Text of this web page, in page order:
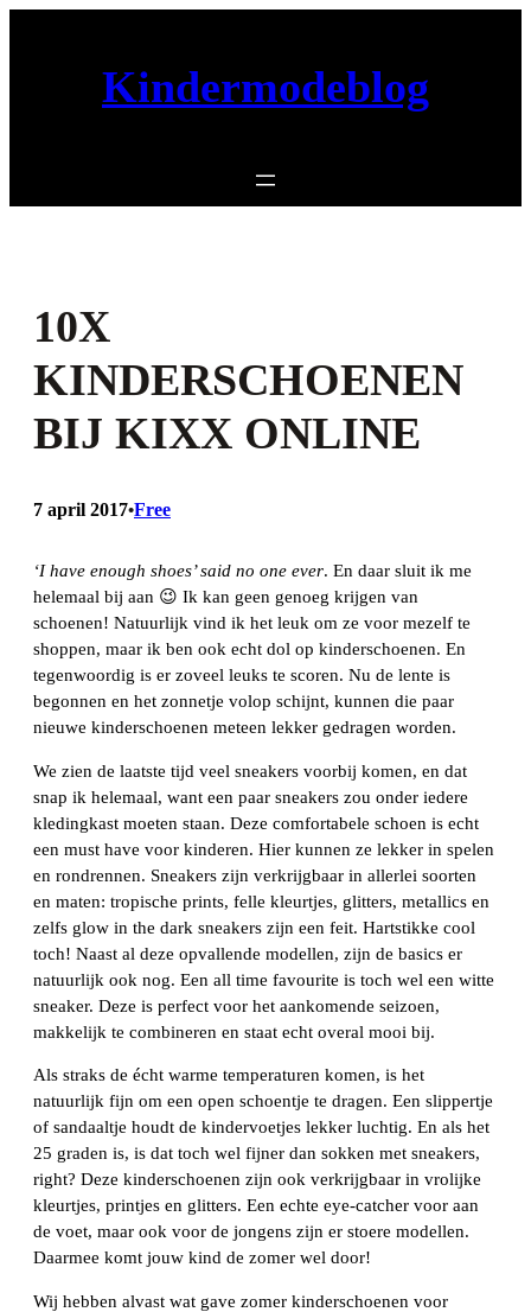
Kindermodeblog
10X
KINDERSCHOENEN
BIJ KIXX ONLINE
7 april 2017•Free
‘I have enough shoes’ said no one ever. En daar sluit ik me
helemaal bij aan 😉 Ik kan geen genoeg krijgen van
schoenen! Natuurlijk vind ik het leuk om ze voor mezelf te
shoppen, maar ik ben ook echt dol op kinderschoenen. En
tegenwoordig is er zoveel leuks te scoren. Nu de lente is
begonnen en het zonnetje volop schijnt, kunnen die paar
nieuwe kinderschoenen meteen lekker gedragen worden.
We zien de laatste tijd veel sneakers voorbij komen, en dat
snap ik helemaal, want een paar sneakers zou onder iedere
kledingkast moeten staan. Deze comfortabele schoen is echt
een must have voor kinderen. Hier kunnen ze lekker in spelen
en rondrennen. Sneakers zijn verkrijgbaar in allerlei soorten
en maten: tropische prints, felle kleurtjes, glitters, metallics en
zelfs glow in the dark sneakers zijn een feit. Hartstikke cool
toch! Naast al deze opvallende modellen, zijn de basics er
natuurlijk ook nog. Een all time favourite is toch wel een witte
sneaker. Deze is perfect voor het aankomende seizoen,
makkelijk te combineren en staat echt overal mooi bij.
Als straks de écht warme temperaturen komen, is het
natuurlijk fijn om een open schoentje te dragen. Een slippertje
of sandaaltje houdt de kindervoetjes lekker luchtig. En als het
25 graden is, is dat toch wel fijner dan sokken met sneakers,
right? Deze kinderschoenen zijn ook verkrijgbaar in vrolijke
kleurtjes, printjes en glitters. Een echte eye-catcher voor aan
de voet, maar ook voor de jongens zijn er stoere modellen.
Daarmee komt jouw kind de zomer wel door!
Wij hebben alvast wat gave zomer kinderschoenen voor